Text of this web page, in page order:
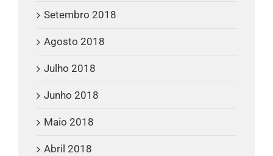
Setembro 2018
Agosto 2018
Julho 2018
Junho 2018
Maio 2018
Abril 2018